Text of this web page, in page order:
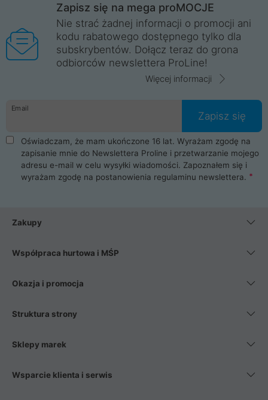
Wrocław, Poznań, Legnica, Katowice, Gliwice, Kalisz, Bytom,
Trzebnica, Opole. Szybka i profesjonalna obsługa!
ProLine to polska firma ze 100% polskim kapitałem. Działamy
legalnie i płacimy podatki w naszym kraju! Posiadamy siedzibę
główną w Mirkowie oraz salony na terenie kraju. Cała
komunikacja ze sklepem komputerowym ProLine jest
danych osobowych. Dlatego zakup notebooka albo laptopa w
ProLine to czysta przyjemność i pełne bezpieczeństwo.
Zaopatrzysz się u nas w akcesoria i części komputerowe
takie jak procesory, karty graficzne, płyty główne, pamięci,
dyski SSD, M.2 oraz HDD. Nasi pracownicy pomogą Ci wybrać
najlepszy zasilacz komputerowy oraz obudowę do komputera.
Poza komputerami mamy również najlepsze na rynku
Smartfony takich producentów jak Xiaomi, Apple, Samsung i
wentylatory. Na koniec mając już to wszystko, możesz
Zapisz się na mega proMOCJE
Nie strać żadnej informacji o promocji ani
kodu rabatowego dostępnego tylko dla
subskrybentów. Dołącz teraz do grona
odbiorców newslettera ProLine!
Więcej informacji
Email
Zapisz się
Oświadczam, że mam ukończone 16 lat. Wyrażam zgodę na
zapisanie mnie do Newslettera Proline i przetwarzanie mojego
adresu e-mail w celu wysyłki wiadomości. Zapoznałem się i
wyrażam zgodę na postanowienia regulaminu newslettera.
Zakupy
Współpraca hurtowa i MŚP
Okazja i promocja
Struktura strony
Sklepy marek
Wsparcie klienta i serwis